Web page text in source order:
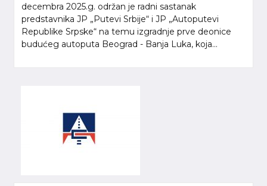
decembra 2025.g. održan je radni sastanak
predstavnika JP „Putevi Srbije“ i JP „Autoputevi
Republike Srpske“ na temu izgradnje prve deonice
budućeg autoputa Beograd - Banja Luka, koja...